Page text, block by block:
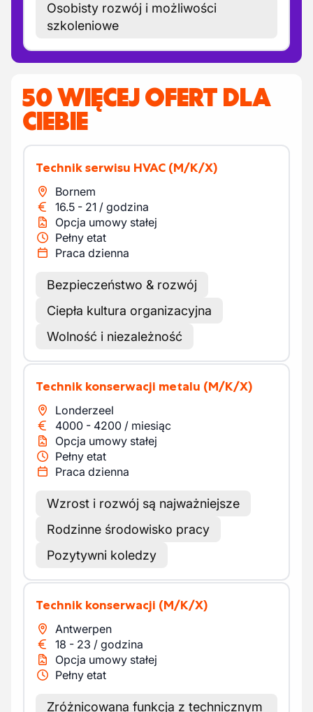
Osobisty rozwój i możliwości
szkoleniowe
50 WIĘCEJ OFERT DLA
CIEBIE
Technik serwisu HVAC (M/K/X)
Bornem
16.5 - 21 / godzina
Opcja umowy stałej
Pełny etat
Praca dzienna
Bezpieczeństwo & rozwój
Ciepła kultura organizacyjna
Wolność i niezależność
Technik konserwacji metalu (M/K/X)
Londerzeel
4000 - 4200 / miesiąc
Opcja umowy stałej
Pełny etat
Praca dzienna
Wzrost i rozwój są najważniejsze
Rodzinne środowisko pracy
Pozytywni koledzy
Technik konserwacji (M/K/X)
Antwerpen
18 - 23 / godzina
Opcja umowy stałej
Pełny etat
Zróżnicowana funkcja z technicznym